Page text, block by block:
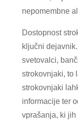
nepomembne
Dostopnost
ključni
svetovalci,
strokovnjaki, to
strokovnjaki
informacije ter
vprašanja, ki jih